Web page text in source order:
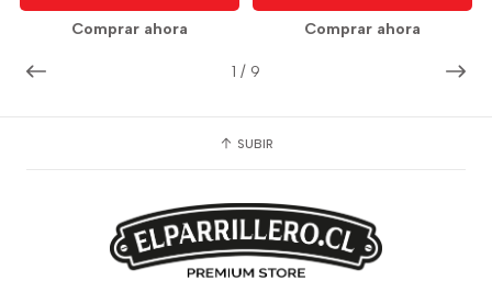
1 / 9
Comprar ahora Comprar ahora
SUBIR